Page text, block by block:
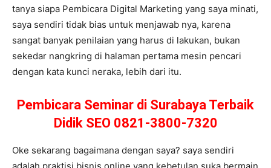
tanya siapa Pembicara Digital Marketing yang saya minati,
saya sendiri tidak bias untuk menjawab nya, karena
sangat banyak penilaian yang harus di lakukan, bukan
sekedar nangkring di halaman pertama mesin pencari
dengan kata kunci neraka, lebih dari itu.
Pembicara Seminar di Surabaya Terbaik
Didik SEO 0821-3800-7320
Oke sekarang bagaimana dengan saya? saya sendiri